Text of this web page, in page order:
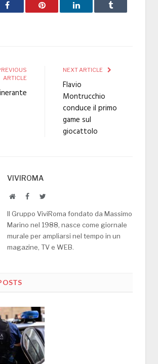
Facebook Pinterest LinkedIn Tumblr
ARTICLE
NEXT ARTICLE
Flavio
Montrucchio
conduce il primo
game sul
giocattolo
VIVIROMA
WebsiteFacebookTwitter
Il Gruppo ViviRoma fondato da Massimo
Marino nel 1988, nasce come giornale
murale per ampliarsi nel tempo in un
magazine, TV e WEB.